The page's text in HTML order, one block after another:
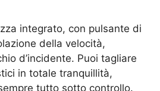
integrato, con pulsante di
della velocità,
d’incidente. Puoi tagliare
in totale tranquillità,
tutto sotto controllo.